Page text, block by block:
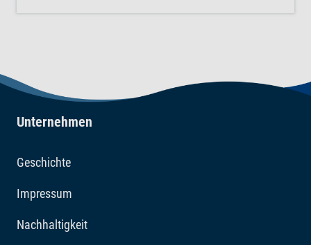
Unternehmen
Geschichte
Impressum
Nachhaltigkeit